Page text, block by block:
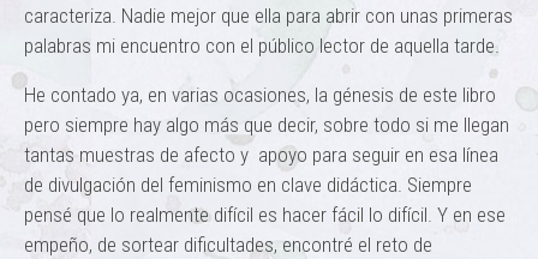
caracteriza. Nadie mejor que ella para abrir con unas primeras
palabras mi encuentro con el público lector de aquella tarde.
He contado ya, en varias ocasiones, la génesis de este libro
pero siempre hay algo más que decir, sobre todo si me llegan
tantas muestras de afecto y apoyo para seguir en esa línea
de divulgación del feminismo en clave didáctica. Siempre
pensé que lo realmente difícil es hacer fácil lo difícil. Y en ese
empeño, de sortear dificultades, encontré el reto de